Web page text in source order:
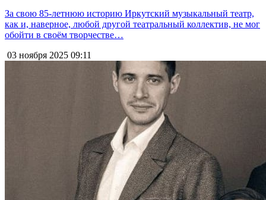
За свою 85-летнюю историю Иркутский музыкальный театр,
как и, наверное, любой другой театральный коллектив, не мог
обойти в своём творчестве…
03 ноября 2025 09:11